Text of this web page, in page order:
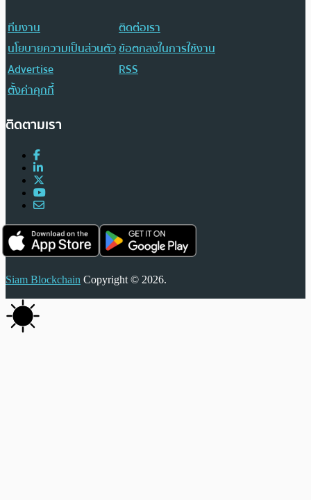
ทีมงาน
ติดต่อเรา
นโยบายความเป็นส่วนตัวข้อตกลงในการใช้งาน
Advertise
RSS
ตั้งค่าคุกกี้
ติดตามเรา
Siam Blockchain Copyright © 2026.